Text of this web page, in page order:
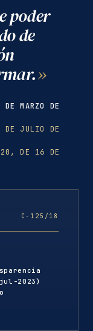
poder
de
MARZO DE
DE JULIO DE
DE 16 DE
C-125/18
2023)